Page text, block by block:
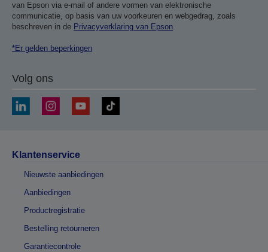
van Epson via e-mail of andere vormen van elektronische
communicatie, op basis van uw voorkeuren en webgedrag, zoals
beschreven in de Privacyverklaring van Epson.
*Er gelden beperkingen
Volg ons
Klantenservice
Nieuwste aanbiedingen
Aanbiedingen
Productregistratie
Bestelling retourneren
Garantiecontrole